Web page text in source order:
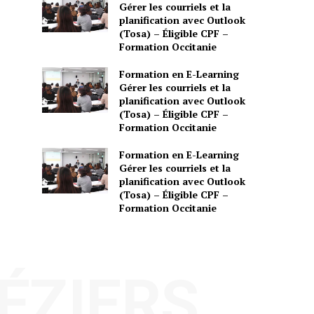
Gérer les courriels et la
planification avec Outlook
(Tosa) – Éligible CPF –
Formation Occitanie
Formation en E-Learning
Gérer les courriels et la
planification avec Outlook
(Tosa) – Éligible CPF –
Formation Occitanie
Formation en E-Learning
Gérer les courriels et la
planification avec Outlook
(Tosa) – Éligible CPF –
Formation Occitanie